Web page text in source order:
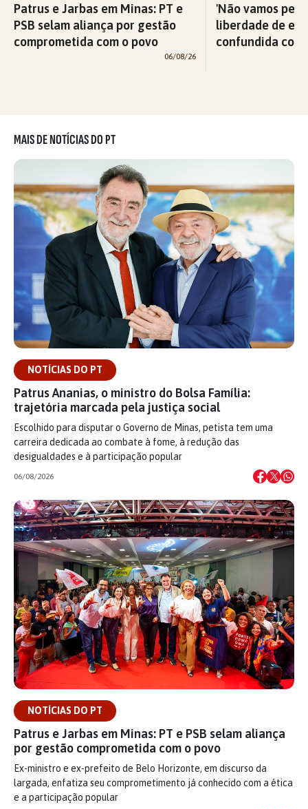
Patrus e Jarbas em Minas: PT e
PSB selam aliança por gestão
comprometida com o povo
06/08/26
'Não vamos
liberdade de
confundida
MAIS DE NOTÍCIAS DO PT
NOTÍCIAS DO PT
Patrus Ananias, o ministro do Bolsa Família:
trajetória marcada pela justiça social
Escolhido para disputar o Governo de Minas, petista tem uma
carreira dedicada ao combate à fome, à redução das
desigualdades e à participação popular
06/08/2026
NOTÍCIAS DO PT
Patrus e Jarbas em Minas: PT e PSB selam aliança
por gestão comprometida com o povo
Ex-ministro e ex-prefeito de Belo Horizonte, em discurso da
largada, enfatiza seu comprometimento já conhecido com a ética
e a participação popular